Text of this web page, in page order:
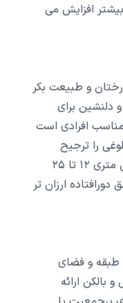
یا بیشتر افزایش می
و طبیعت بکر
دلنشین برای
افرادی است
را ترجیح
می‌دهند. قیمت ویلاهای جنگلی، بین متری ۱۲ تا ۲۵
ارزان ‌تر
طبقه و فضای
بالکن ارائه